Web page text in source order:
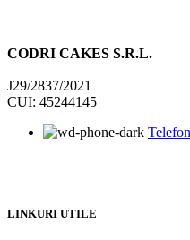
CODRI CAKES S.R.L.
J29/2837/2021
CUI: 45244145
LINKURI UTILE